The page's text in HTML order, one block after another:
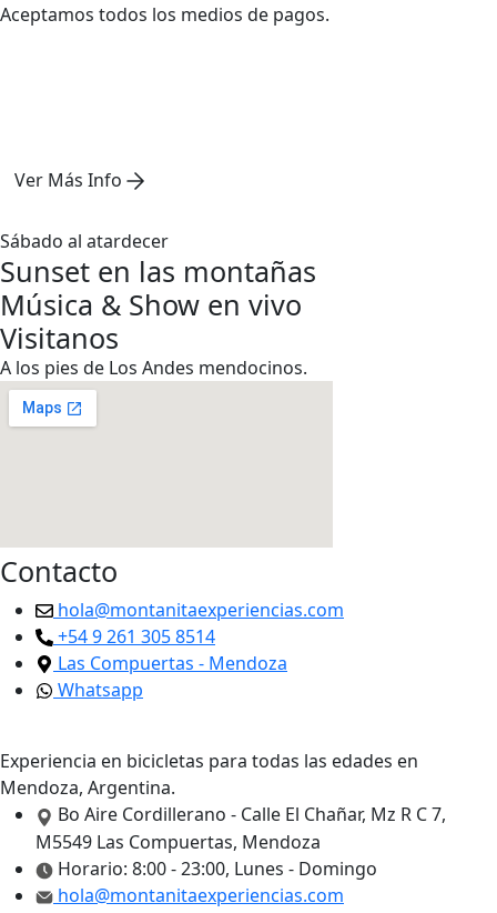
Aceptamos todos los medios de pagos.
Ver Más Info
Sábado al atardecer
Sunset en las montañas
Música & Show en vivo
Visitanos
A los pies de Los Andes mendocinos.
Contacto
hola@montanitaexperiencias.com
+54 9 261 305 8514
Las Compuertas - Mendoza
Whatsapp
Experiencia en bicicletas para todas las edades en
Mendoza, Argentina.
Bo Aire Cordillerano - Calle El Chañar, Mz R C 7,
M5549 Las Compuertas, Mendoza
Horario: 8:00 - 23:00, Lunes - Domingo
hola@montanitaexperiencias.com